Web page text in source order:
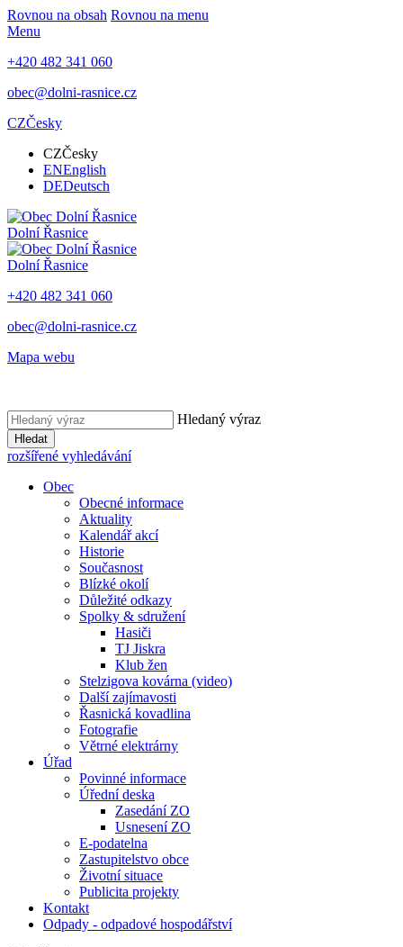
Rovnou na obsah Rovnou na menu
Menu
+420 482 341 060
obec@dolni-rasnice.cz
CZČesky
CZČesky
ENEnglish
DEDeutsch
Dolní Řasnice
Dolní Řasnice
+420 482 341 060
obec@dolni-rasnice.cz
Mapa webu
Hledaný výraz
Hledat
rozšířené vyhledávání
Obec
Obecné informace
Aktuality
Kalendář akcí
Historie
Současnost
Blízké okolí
Důležité odkazy
Spolky & sdružení
Hasiči
TJ Jiskra
Klub žen
Stelzigova kovárna (video)
Další zajímavosti
Řasnická kovadlina
Fotografie
Větrné elektrárny
Úřad
Povinné informace
Úřední deska
Zasedání ZO
Usnesení ZO
E-podatelna
Zastupitelstvo obce
Životní situace
Publicita projekty
Kontakt
Odpady - odpadové hospodářství